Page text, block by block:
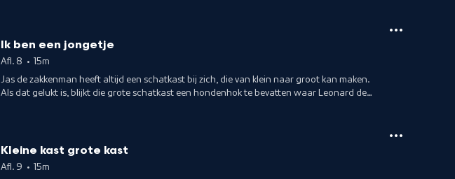
Ik ben een jongetje
Afl. 8 • 15m
Jas de zakkenman heeft altijd een schatkast bij zich, die van klein naar groot kan maken.
Als dat gelukt is, blijkt die grote schatkast een hondenhok te bevatten waar Leonard de
Kleine kast grote kast
Afl. 9 • 15m